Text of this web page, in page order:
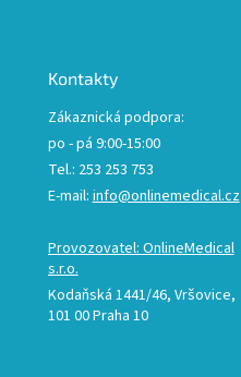
Kontakty
Zákaznická podpora:
po - pá 9:00-15:00
Tel.: 253 253 753
E-mail: info@onlinemedical.cz
Provozovatel: OnlineMedical
s.r.o.
Kodaňská 1441/46, Vršovice,
101 00 Praha 10